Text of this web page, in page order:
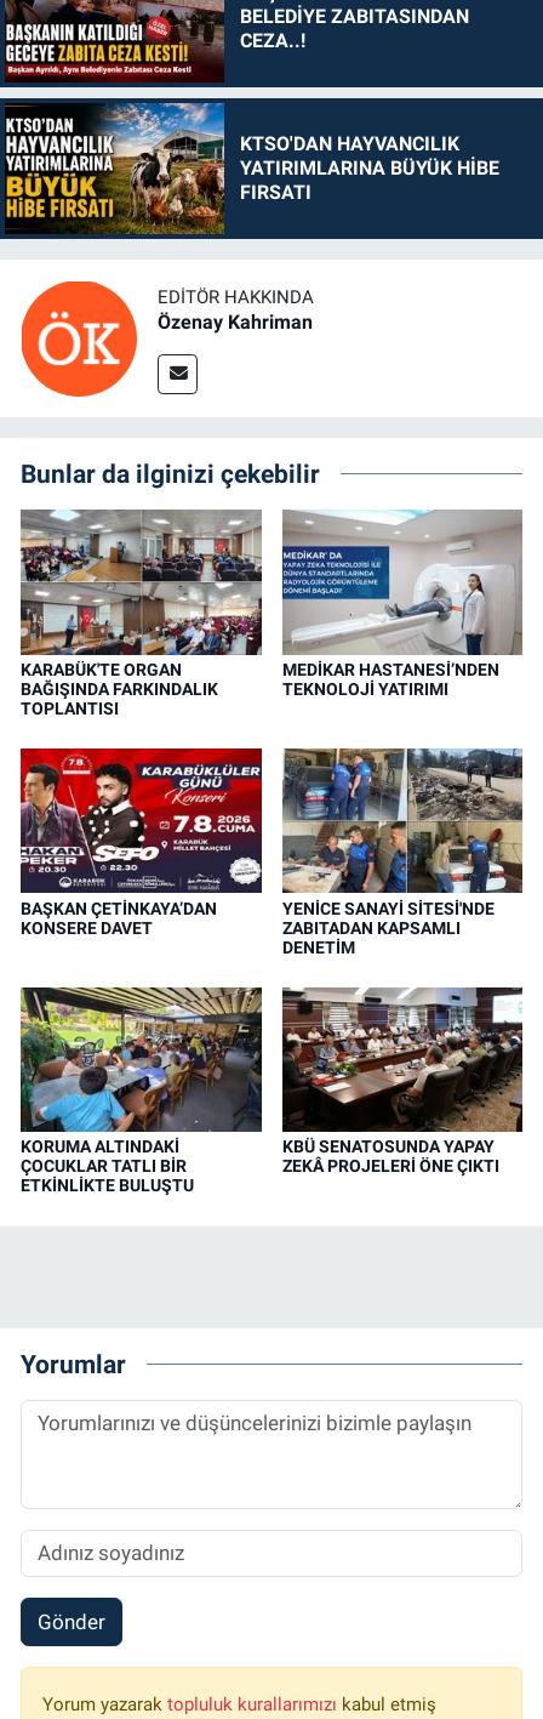
BELEDİYE ZABITASINDAN
CEZA..!
KTSO'DAN HAYVANCILIK
YATIRIMLARINA BÜYÜK HİBE
FIRSATI
EDITÖR HAKKINDA
Özenay Kahriman
Bunlar da ilginizi çekebilir
KARABÜK'TE ORGAN
BAĞIŞINDA FARKINDALIK
TOPLANTISI
MEDİKAR HASTANESİ’NDEN
TEKNOLOJİ YATIRIMI
BAŞKAN ÇETİNKAYA’DAN
KONSERE DAVET
YENİCE SANAYİ SİTESİ'NDE
ZABITADAN KAPSAMLI
DENETİM
KORUMA ALTINDAKİ
ÇOCUKLAR TATLI BİR
ETKİNLİKTE BULUŞTU
KBÜ SENATOSUNDA YAPAY
ZEKÂ PROJELERİ ÖNE ÇIKTI
Yorumlar
Gönder
Yorum yazarak topluluk kurallarımızı kabul etmiş